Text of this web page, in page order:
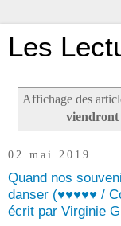
Les
Affichage des
viendront
02 mai 2019
Quand nos
danser (♥♥♥♥♥ /
écrit par Virginie